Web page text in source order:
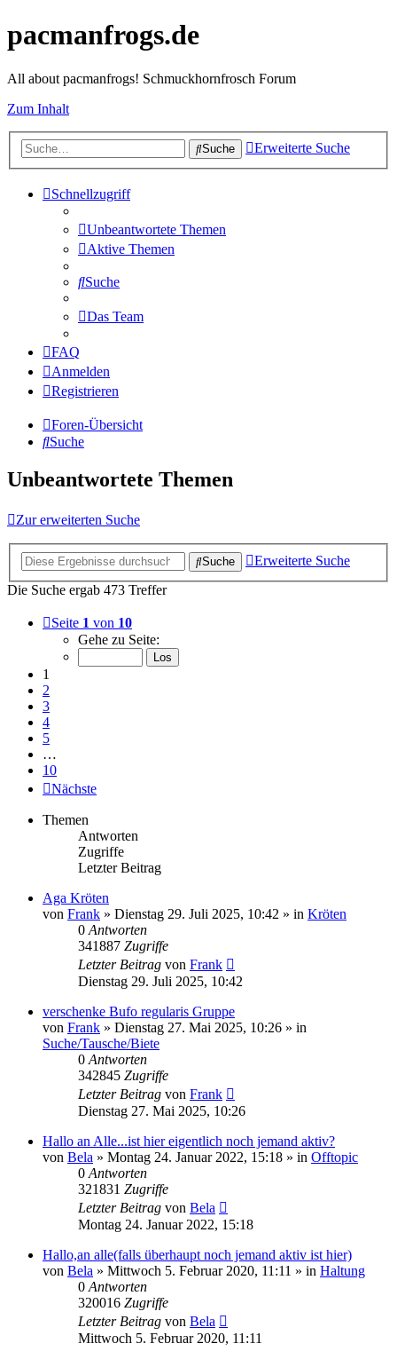
pacmanfrogs.de
All about pacmanfrogs! Schmuckhornfrosch Forum
Zum Inhalt
Suche Erweiterte Suche
Schnellzugriff
Unbeantwortete Themen
Aktive Themen
Suche
Das Team
FAQ
Anmelden
Registrieren
Foren-Übersicht
Suche
Unbeantwortete Themen
Zur erweiterten Suche
Suche
Erweiterte Suche
Die Suche ergab 473 Treffer
Seite 1 von 10
Gehe zu Seite:
1
2
3
4
5
…
10
Nächste
Themen
Antworten
Zugriffe
Letzter Beitrag
Aga Kröten
von Frank » Dienstag 29. Juli 2025, 10:42 » in Kröten
0 Antworten
341887 Zugriffe
Letzter Beitrag von Frank
Dienstag 29. Juli 2025, 10:42
verschenke Bufo regularis Gruppe
von Frank » Dienstag 27. Mai 2025, 10:26 » in
Suche/Tausche/Biete
0 Antworten
342845 Zugriffe
Letzter Beitrag von Frank
Dienstag 27. Mai 2025, 10:26
Hallo an Alle...ist hier eigentlich noch jemand aktiv?
von Bela » Montag 24. Januar 2022, 15:18 » in Offtopic
0 Antworten
321831 Zugriffe
Letzter Beitrag von Bela
Montag 24. Januar 2022, 15:18
Hallo,an alle(falls überhaupt noch jemand aktiv ist hier)
von Bela » Mittwoch 5. Februar 2020, 11:11 » in Haltung
0 Antworten
320016 Zugriffe
Letzter Beitrag von Bela
Mittwoch 5. Februar 2020, 11:11